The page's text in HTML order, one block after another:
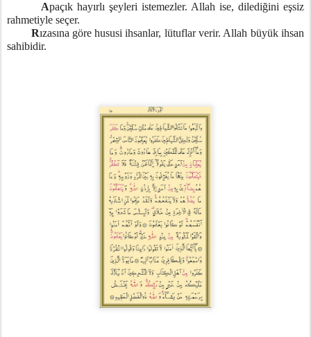
Apaçık hayırlı şeyleri istemezler. Allah ise, dilediğini eşsiz
rahmetiyle seçer.
Rızasına göre hususi ihsanlar, lütuflar verir. Allah büyük ihsan
sahibidir.